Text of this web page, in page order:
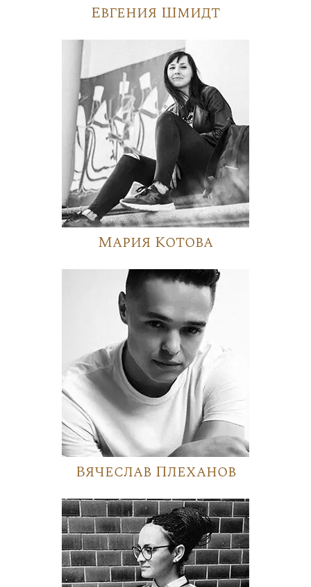
Евгения Шмидт
Мария Котова
Вячеслав Плеханов